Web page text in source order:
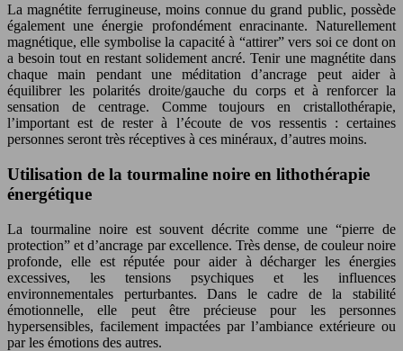
La magnétite ferrugineuse, moins connue du grand public, possède
également une énergie profondément enracinante. Naturellement
magnétique, elle symbolise la capacité à “attirer” vers soi ce dont on
a besoin tout en restant solidement ancré. Tenir une magnétite dans
chaque main pendant une méditation d’ancrage peut aider à
équilibrer les polarités droite/gauche du corps et à renforcer la
sensation de centrage. Comme toujours en cristallothérapie,
l’important est de rester à l’écoute de vos ressentis : certaines
personnes seront très réceptives à ces minéraux, d’autres moins.
Utilisation de la tourmaline noire en lithothérapie
énergétique
La tourmaline noire est souvent décrite comme une “pierre de
protection” et d’ancrage par excellence. Très dense, de couleur noire
profonde, elle est réputée pour aider à décharger les énergies
excessives, les tensions psychiques et les influences
environnementales perturbantes. Dans le cadre de la stabilité
émotionnelle, elle peut être précieuse pour les personnes
hypersensibles, facilement impactées par l’ambiance extérieure ou
par les émotions des autres.